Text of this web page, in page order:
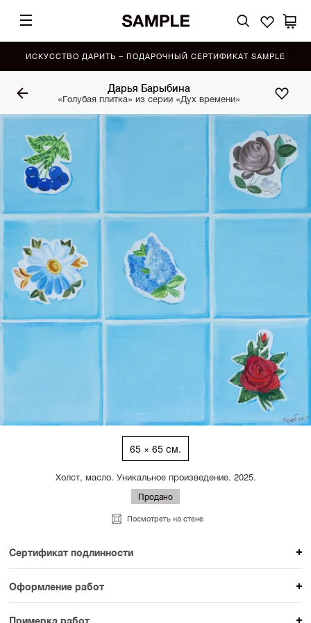
ИСКУССТВО ДАРИТЬ – ПОДАРОЧНЫЙ СЕРТИФИКАТ SAMPLE
Дарья Барыбина
«Голубая плитка» из серии «Дух времени»
65 × 65 см.
Холст, масло. Уникальное произведение. 2025.
Продано
Посмотреть на стене
Сертификат подлинности
К каждому авторскому произведению мы
прикладываем сертификат подлинности. Для товаров
раздела SAMPLE СЕРИЯ сертификаты не
Оформление работ
При покупке произведения вы можете выбрать и
Примерка работ